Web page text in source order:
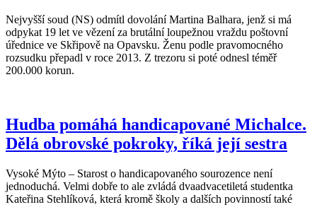
Nejvyšší soud (NS) odmítl dovolání Martina Balhara, jenž si má
odpykat 19 let ve vězení za brutální loupežnou vraždu poštovní
úřednice ve Skřipově na Opavsku. Ženu podle pravomocného
rozsudku přepadl v roce 2013. Z trezoru si poté odnesl téměř
200.000 korun.
Hudba pomáhá handicapované Michalce.
Dělá obrovské pokroky, říká její sestra
Vysoké Mýto – Starost o handicapovaného sourozence není
jednoduchá. Velmi dobře to ale zvládá dvaadvacetiletá studentka
Kateřina Stehlíková, která kromě školy a dalších povinností také